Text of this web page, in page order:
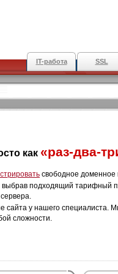
IT-работа SSL
как «раз-два-
свободное доменное
выбрав подходящий тарифный
сайта у нашего специалиста.
сложности.